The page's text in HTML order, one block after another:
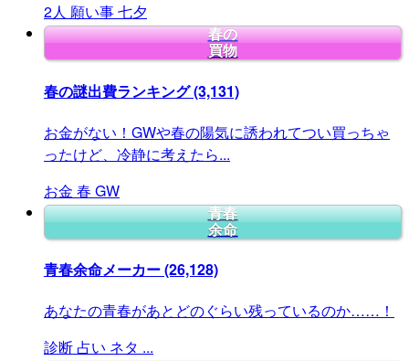
2人 願い事七夕
春の
買物
春の謎出費ランキング(3,131)
お金がない！GWや春の陽気に誘われてつい買っちゃ
ったけど、冷静に考えたら...
お金 春 GW
青春
余命
青春余命メーカー(26,128)
あなたの青春があとどのぐらい残っているのか……！
診断 占い ネタ ...